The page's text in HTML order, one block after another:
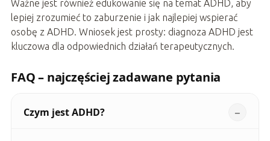
Ważne jest również edukowanie się na temat ADHD, aby
lepiej zrozumieć to zaburzenie i jak najlepiej wspierać
osobę z ADHD. Wniosek jest prosty: diagnoza ADHD jest
kluczowa dla odpowiednich działań terapeutycznych.
FAQ – najczęściej zadawane pytania
Czym jest ADHD?